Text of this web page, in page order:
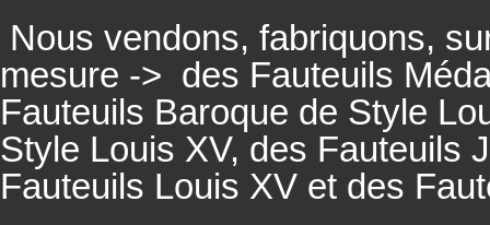
Nous vendons, fabriquons,
mesure -> des Fauteuils
Fauteuils Baroque de Style
Style Louis XV, des Fauteuils
Fauteuils Louis XV et des